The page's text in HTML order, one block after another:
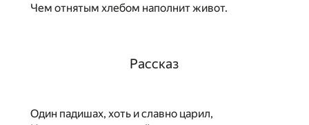
Чем отнятым хлебом наполнит живот.
Рассказ
Один падишах, хоть и славно царил,